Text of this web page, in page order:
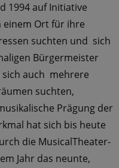
1994 auf Initiative
einem Ort für ihre
suchten und sich
Bürgermeister
auch meh­rere
suchten,
Prägung der
hat sich bis heute
die Musical­Theater­
Jahr das neunte,